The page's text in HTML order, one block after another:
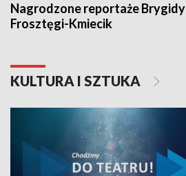
Nagrodzone reportaże Brygidy
Frosztęgi-Kmiecik
KULTURA I SZTUKA